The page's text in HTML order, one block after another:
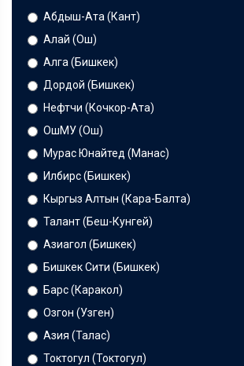
Абдыш-Ата (Кант)
Алай (Ош)
Алга (Бишкек)
Дордой (Бишкек)
Нефтчи (Кочкор-Ата)
ОшМУ (Ош)
Мурас Юнайтед (Манас)
Илбирс (Бишкек)
Кыргыз Алтын (Кара-Балта)
Талант (Беш-Кунгей)
Азиагол (Бишкек)
Бишкек Сити (Бишкек)
Барс (Каракол)
Озгон (Узген)
Азия (Талас)
Токтогул (Токтогул)